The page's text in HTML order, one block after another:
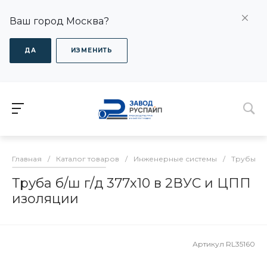
Ваш город Москва?
ДА ИЗМЕНИТЬ
Главная / Каталог товаров / Инженерные системы / Трубы в
Труба б/ш г/д 377х10 в 2ВУС и ЦПП
изоляции
Артикул RL35160